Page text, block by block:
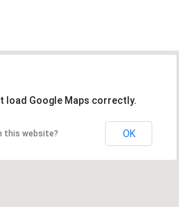
load Google Maps correctly.
this website? OK